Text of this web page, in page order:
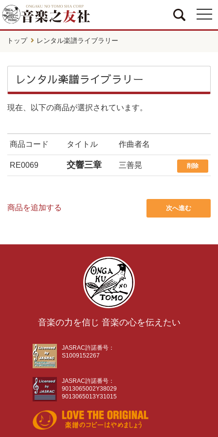
トップ レンタル楽譜ライブラリー
レンタル楽譜ライブラリー
現在、以下の商品が選択されています。
商品コード タイトル 作曲者名
RE0069 交響三章 三善晃 削除
商品を追加する 次へ進む
音楽の力を信じ 音楽の心を伝えたい
JASRAC許諾番号：
S1009152267
JASRAC許諾番号：
9013065002Y38029
9013065013Y31015